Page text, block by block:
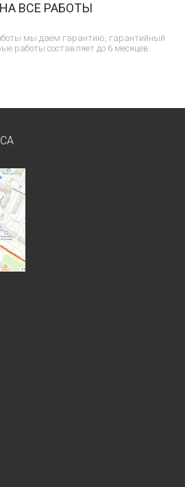
ВСЕ РАБОТЫ
мы даем гарантию, гарантийный
работы составляет до 6 месяцев.